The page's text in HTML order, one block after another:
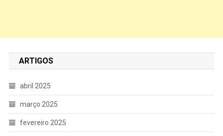
ARTIGOS
abril 2025
março 2025
fevereiro 2025